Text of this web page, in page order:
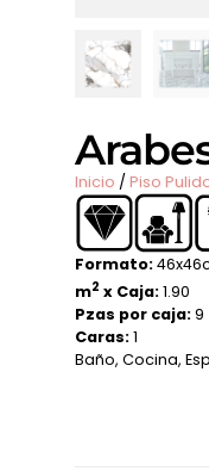
Inicio / Piso
Formato:
m2 x Caja:1.90
Pzas por caja:9
Caras:1
Baño, Cocina,